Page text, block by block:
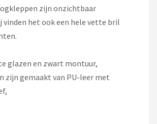
zijn onzichtbaar
vinden het ook een hele vette bril
glazen en zwart montuur,
zijn gemaakt van PU-leer met